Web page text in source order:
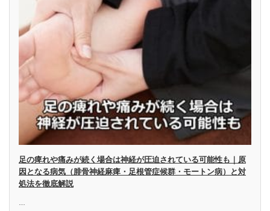
足の痺れや痛みが続く場合は神経が圧迫されている可能性も｜原
因となる病気（腓骨神経麻痺・足根管症候群・モートン病）と対
処法を徹底解説